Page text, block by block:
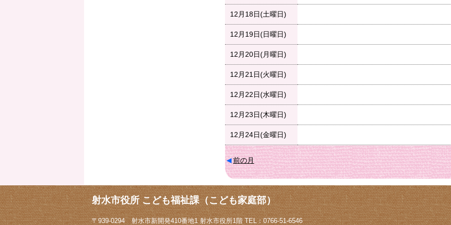
12月18日(土曜日)
12月19日(日曜日)
12月20日(月曜日)
12月21日(火曜日)
12月22日(水曜日)
12月23日(木曜日)
12月24日(金曜日)
前の月
射水市役所 こども福祉課（こども家庭部）
〒939-0294 射水市新開発410番地1 射水市役所1階 TEL：0766-51-6546